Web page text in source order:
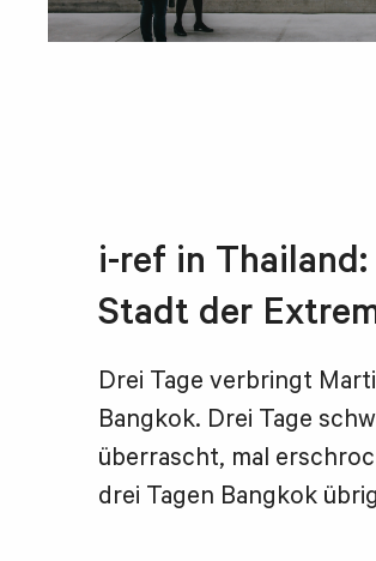
i-ref in
Stadt der
Drei Tage verbringt
Bangkok. Drei Tage
überrascht, mal
drei Tagen Bangkok